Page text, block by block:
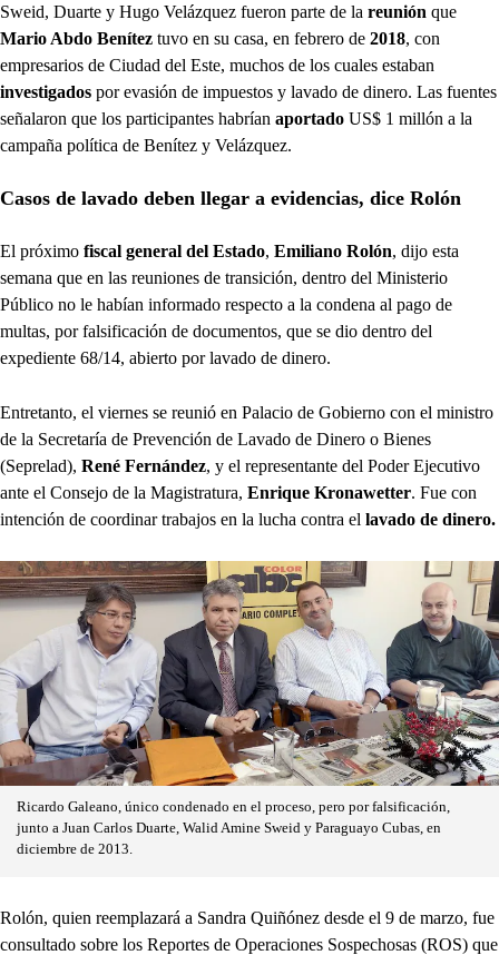
Sweid, Duarte y Hugo Velázquez fueron parte de la reunión que
Mario Abdo Benítez tuvo en su casa, en febrero de 2018, con
empresarios de Ciudad del Este, muchos de los cuales estaban
investigados por evasión de impuestos y lavado de dinero. Las fuentes
señalaron que los participantes habrían aportado US$ 1 millón a la
campaña política de Benítez y Velázquez.
Casos de lavado deben llegar a evidencias, dice Rolón
El próximo fiscal general del Estado, Emiliano Rolón, dijo esta
semana que en las reuniones de transición, dentro del Ministerio
Público no le habían informado respecto a la condena al pago de
multas, por falsificación de documentos, que se dio dentro del
expediente 68/14, abierto por lavado de dinero.
Entretanto, el viernes se reunió en Palacio de Gobierno con el ministro
de la Secretaría de Prevención de Lavado de Dinero o Bienes
(Seprelad), René Fernández, y el representante del Poder Ejecutivo
ante el Consejo de la Magistratura, Enrique Kronawetter. Fue con
intención de coordinar trabajos en la lucha contra el lavado de dinero.
Ricardo Galeano, único condenado en el proceso, pero por falsificación,
junto a Juan Carlos Duarte, Walid Amine Sweid y Paraguayo Cubas, en
diciembre de 2013.
Rolón, quien reemplazará a Sandra Quiñónez desde el 9 de marzo, fue
consultado sobre los Reportes de Operaciones Sospechosas (ROS) que